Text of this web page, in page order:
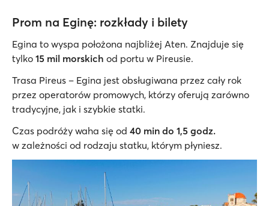
Prom na Eginę: rozkłady i bilety
Egina to wyspa położona najbliżej Aten. Znajduje się
tylko 15 mil morskich od portu w Pireusie.
Trasa Pireus – Egina jest obsługiwana przez cały rok
przez operatorów promowych, którzy oferują zarówno
tradycyjne, jak i szybkie statki.
Czas podróży waha się od 40 min do 1,5 godz.
w zależności od rodzaju statku, którym płyniesz.